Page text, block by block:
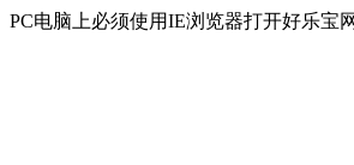
PC电脑上必须使用IE浏览器打开好乐宝